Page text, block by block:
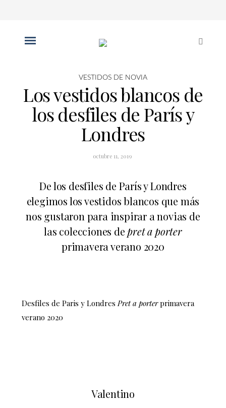
VESTIDOS DE NOVIA
Los vestidos blancos de
los desfiles de París y
Londres
octubre 11, 2019
De los desfiles de París y Londres
elegimos los vestidos blancos que más
nos gustaron para inspirar a novias de
las colecciones depret a porter
primavera verano 2020
Desfiles de Paris y LondresPret a porterprimavera
verano 2020
Valentino